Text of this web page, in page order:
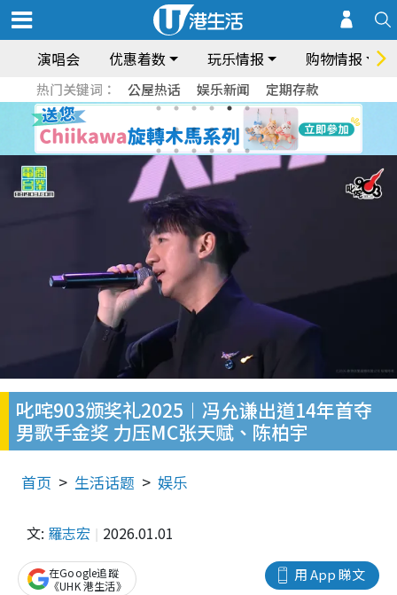
演唱会 优惠着数 玩乐情报 购物情报
热门关键词： 公屋热话 娱乐新闻 定期存款
叱咤903颁奖礼2025︱冯允谦出道14年首夺
男歌手金奖 力压MC张天赋、陈柏宇
首页 生活话题 娱乐
文: 羅志宏 2026.01.01
用 App 睇文
在Google追蹤
《UHK 港生活》